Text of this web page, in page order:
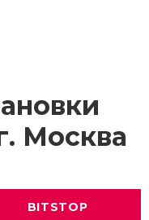
Москва
BITSTOP